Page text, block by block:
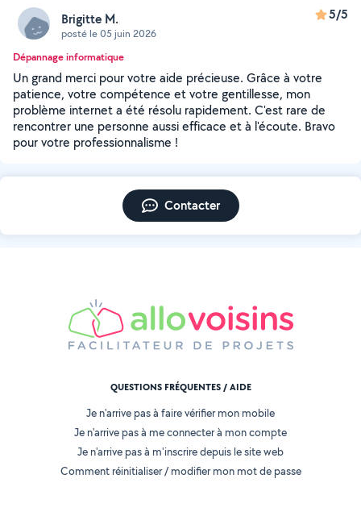
Brigitte M.
posté le 05 juin 2026
5/5
Dépannage informatique
Un grand merci pour votre aide précieuse. Grâce à votre
patience, votre compétence et votre gentillesse, mon
problème internet a été résolu rapidement. C'est rare de
rencontrer une personne aussi efficace et à l'écoute. Bravo
pour votre professionnalisme !
Contacter
QUESTIONS FRÉQUENTES / AIDE
Je n'arrive pas à faire vérifier mon mobile
Je n'arrive pas à me connecter à mon compte
Je n'arrive pas à m'inscrire depuis le site web
Comment réinitialiser / modifier mon mot de passe